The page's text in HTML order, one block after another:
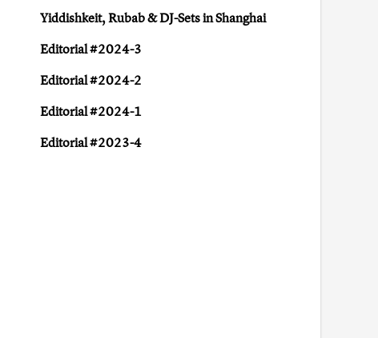
Yiddishkeit, Rubab & DJ-Sets in Shanghai
Editorial #2024-3
Editorial #2024-2
Editorial #2024-1
Editorial #2023-4